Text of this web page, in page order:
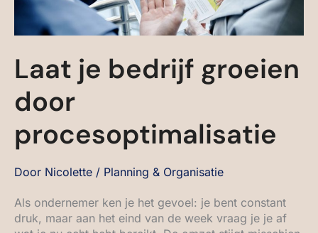
Laat je bedrijf groeien
door
procesoptimalisatie
Door Nicolette / Planning & Organisatie
Als ondernemer ken je het gevoel: je bent constant
druk, maar aan het eind van de week vraag je je af